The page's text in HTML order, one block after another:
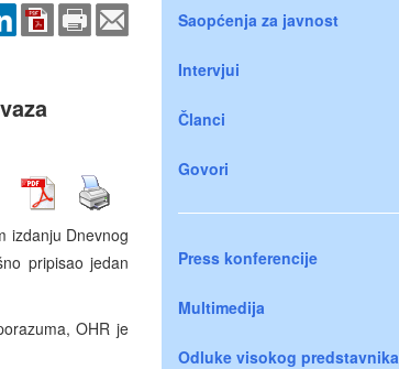
izdanju Dnevnog
pripisao jedan
OHR je
Saopćenja za javnost
Intervjui
Članci
Govori
Press konferencije
Multimedija
Odluke visokog predstavnika